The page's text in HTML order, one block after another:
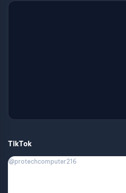
TikTok
@protechcomputer216